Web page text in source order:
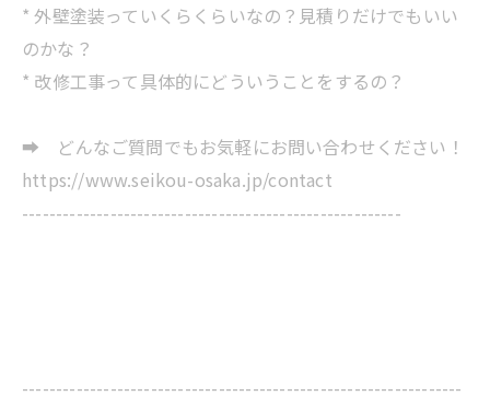
* 外壁塗装っていくらくらいなの？見積りだけでもいい
のかな？
* 改修工事って具体的にどういうことをするの？
➡ どんなご質問でもお気軽にお問い合わせください！
https://www.seikou-osaka.jp/contact
--------------------------------------------------------
-----------------------------------------------------------------